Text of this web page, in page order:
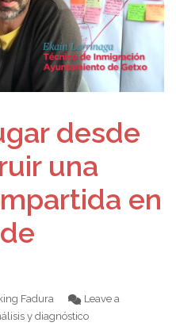
desde
una
en
Fadura
Leave a
y diagnóstico